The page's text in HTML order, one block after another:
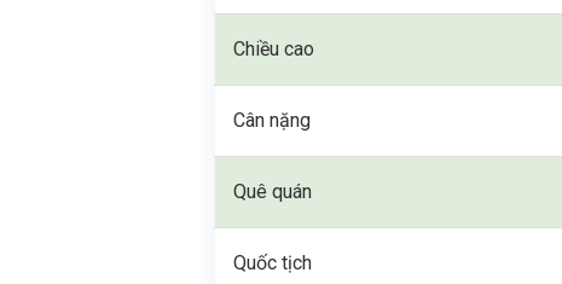
Chiều cao
Cân nặng
Quê quán
Quốc tịch